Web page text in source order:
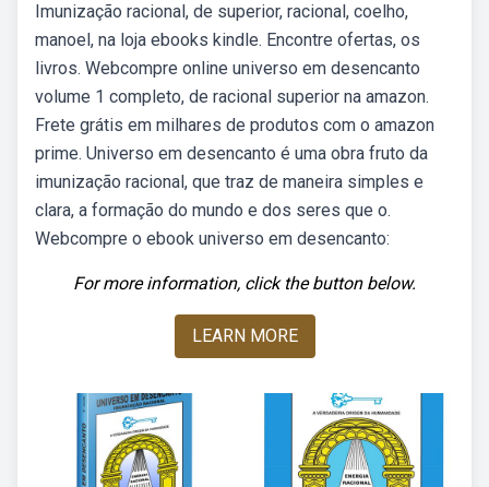
Imunização racional, de superior, racional, coelho,
manoel, na loja ebooks kindle. Encontre ofertas, os
livros. Webcompre online universo em desencanto
volume 1 completo, de racional superior na amazon.
Frete grátis em milhares de produtos com o amazon
prime. Universo em desencanto é uma obra fruto da
imunização racional, que traz de maneira simples e
clara, a formação do mundo e dos seres que o.
Webcompre o ebook universo em desencanto:
For more information, click the button below.
LEARN MORE